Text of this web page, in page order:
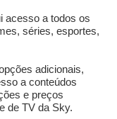
acesso a todos os
séries, esportes,
adicionais,
a conteúdos
e preços
de TV da Sky.